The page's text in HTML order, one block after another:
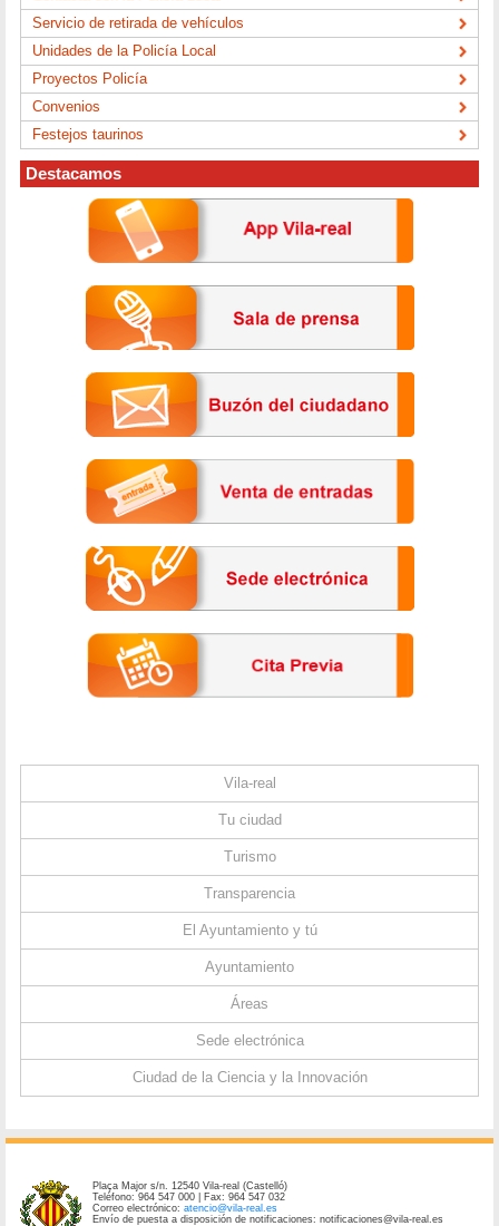
Servicio de retirada de vehículos
Unidades de la Policía Local
Proyectos Policía
Convenios
Festejos taurinos
Destacamos
Vila-real
Tu ciudad
Turismo
Transparencia
El Ayuntamiento y tú
Ayuntamiento
Áreas
Sede electrónica
Ciudad de la Ciencia y la Innovación
Plaça Major s/n. 12540 Vila-real (Castelló)
Teléfono: 964 547 000 | Fax: 964 547 032
Correo electrónico:atencio@vila-real.es
Envío de puesta a disposición de notificaciones: notificaciones@vila-real.es